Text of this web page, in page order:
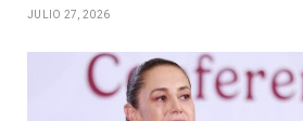
JULIO 27, 2026